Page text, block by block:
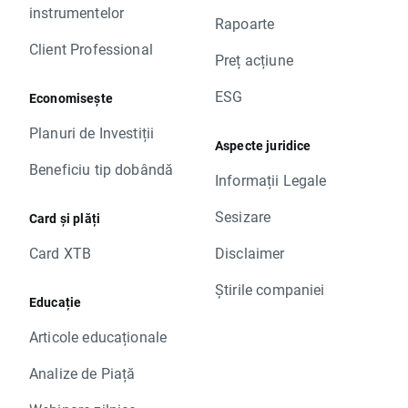
instrumentelor
Client Professional
Economisește
Planuri de Investiții
Beneficiu tip dobândă
Card și plăți
Card XTB
Educație
Articole educaționale
Analize de Piață
Rapoarte
Preț acțiune
ESG
Aspecte juridice
Informații Legale
Sesizare
Disclaimer
Știrile companiei